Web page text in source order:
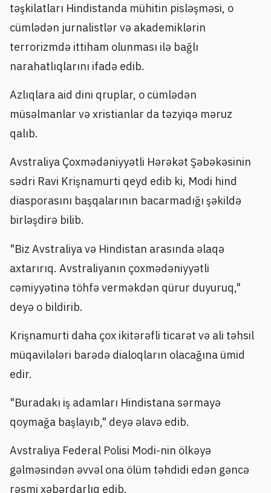
təşkilatları Hindistanda mühitin pisləşməsi, o
cümlədən jurnalistlər və akademiklərin
terrorizmdə ittiham olunması ilə bağlı
narahatlıqlarını ifadə edib.
Azlıqlara aid dini qruplar, o cümlədən
müsəlmanlar və xristianlar da təzyiqə məruz
qalıb.
Avstraliya Çoxmədəniyyətli Hərəkət Şəbəkəsinin
sədri Ravi Krişnamurti qeyd edib ki, Modi hind
diasporasını başqalarının bacarmadığı şəkildə
birləşdirə bilib.
"Biz Avstraliya və Hindistan arasında əlaqə
axtarırıq. Avstraliyanın çoxmədəniyyətli
cəmiyyətinə töhfə verməkdən qürur duyuruq,"
deyə o bildirib.
Krişnamurti daha çox ikitərəfli ticarət və ali təhsil
müqavilələri barədə dialoqların olacağına ümid
edir.
"Buradakı iş adamları Hindistana sərmayə
qoymağa başlayıb," deyə əlavə edib.
Avstraliya Federal Polisi Modi-nin ölkəyə
gəlməsindən əvvəl ona ölüm təhdidi edən gəncə
rəsmi xəbərdarlıq edib.